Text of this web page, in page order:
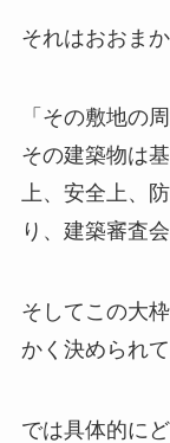
それはおおま
「その敷地の
その建築物は
上、安全上、
り、建築審査
そしてこの大
かく決められて
では具体的に